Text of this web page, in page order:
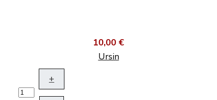
10,00 €
Ursin
+